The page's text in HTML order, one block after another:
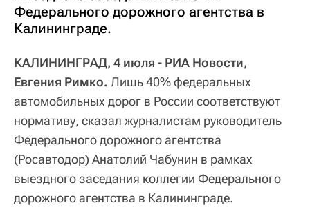
Федерального дорожного агентства в
Калининграде.
КАЛИНИНГРАД, 4 июля - РИА Новости,
Евгения Римко. Лишь 40% федеральных
автомобильных дорог в России соответствуют
нормативу, сказал журналистам руководитель
Федерального дорожного агентства
(Росавтодор) Анатолий Чабунин в рамках
выездного заседания коллегии Федерального
дорожного агентства в Калининграде.